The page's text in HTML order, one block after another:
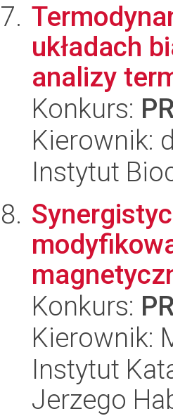
układach
analizy
Konkurs:
Kierownik:
Instytut
Konkurs:
Kierownik:
Instytut
Jerzego